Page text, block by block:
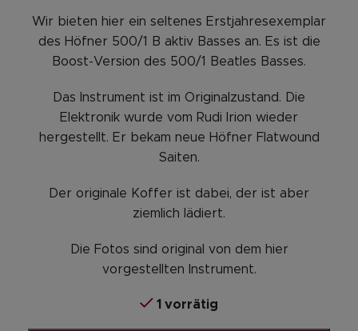
Wir bieten hier ein seltenes Erstjahresexemplar
des Höfner 500/1 B aktiv Basses an. Es ist die
Boost-Version des 500/1 Beatles Basses.
Das Instrument ist im Originalzustand. Die
Elektronik wurde vom Rudi Irion wieder
hergestellt. Er bekam neue Höfner Flatwound
Saiten.
Der originale Koffer ist dabei, der ist aber
ziemlich lädiert.
Die Fotos sind original von dem hier
vorgestellten Instrument.
1 vorrätig